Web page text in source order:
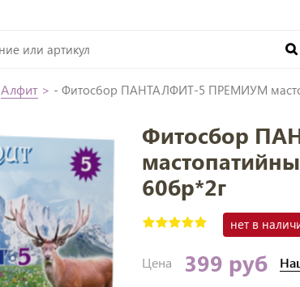
Алфит > - Фитосбор ПАНТАЛФИТ-5 ПРЕМИУМ
Фитосбор
60бр*2г
нет в
Цена 399 руб